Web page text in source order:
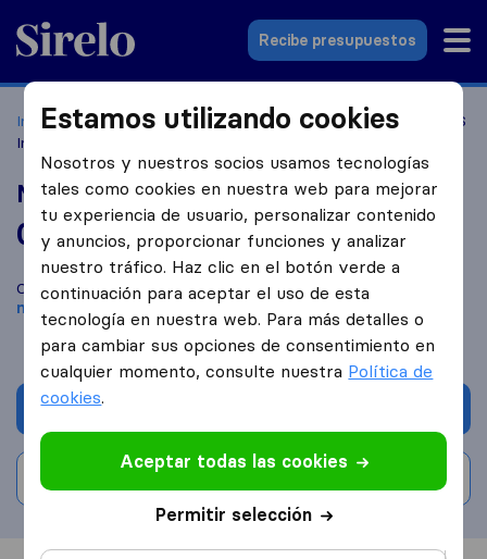
Sirelo.es
Recibe presupuestos
Inicio Empresas de mudanzas Mairena del Aljarafe
MGS
International Routes
MGS International Routes
0,0 basado en
reseñas de Sirelo y Google
i
Compara MGS International Routes con otrasempresas de
mudanzas
Mairena del Aljarafe
Escribe una valoración
Estamos utilizando cookies
Nosotros y nuestros socios usamos tecnologías
tales como cookies en nuestra web para mejorar
tu experiencia de usuario, personalizar contenido
y anuncios, proporcionar funciones y analizar
nuestro tráfico. Haz clic en el botón verde a
continuación para aceptar el uso de esta
tecnología en nuestra web. Para más detalles o
para cambiar sus opciones de consentimiento en
cualquier momento, consulte nuestra Política de
cookies.
Aceptar todas las cookies
Permitir selección